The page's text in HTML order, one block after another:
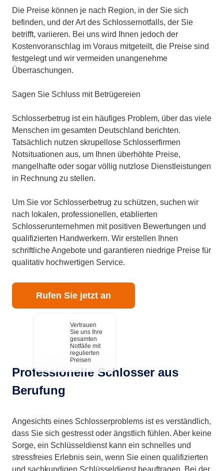
Die Preise können je nach Region, in der Sie sich
befinden, und der Art des Schlossernotfalls, der Sie
betrifft, variieren. Bei uns wird Ihnen jedoch der
Kostenvoranschlag im Voraus mitgeteilt, die Preise sind
festgelegt und wir vermeiden unangenehme
Überraschungen.
Sagen Sie Schluss mit Betrügereien
Schlosserbetrug ist ein häufiges Problem, über das viele
Menschen im gesamten Deutschland berichten.
Tatsächlich nutzen skrupellose Schlosserfirmen
Notsituationen aus, um Ihnen überhöhte Preise,
mangelhafte oder sogar völlig nutzlose Dienstleistungen
in Rechnung zu stellen.
Um Sie vor Schlosserbetrug zu schützen, suchen wir
nach lokalen, professionellen, etablierten
Schlosserunternehmen mit positiven Bewertungen und
qualifizierten Handwerkern. Wir erstellen Ihnen
schriftliche Angebote und garantieren niedrige Preise für
qualitativ hochwertigen Service.
Rufen Sie jetzt an
Vertrauen
Sie uns Ihre
gesamten
Notfälle mit
regulierten
Preisen
Professionelle Schlosser aus
Berufung
Angesichts eines Schlosserproblems ist es verständlich,
dass Sie sich gestresst oder ängstlich fühlen. Aber keine
Sorge, ein Schlüsseldienst kann ein schnelles und
stressfreies Erlebnis sein, wenn Sie einen qualifizierten
und sachkundigen Schlüsseldienst beauftragen. Bei der